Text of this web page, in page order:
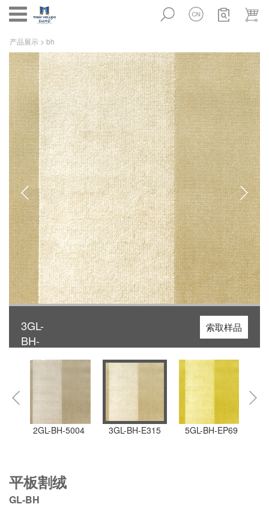
Toggle
产品展示 > bh
3GL-
BH-
索取样品
2GL-BH-5004 3GL-BH-E315 5GL-BH-EP69
平板割绒
GL-BH